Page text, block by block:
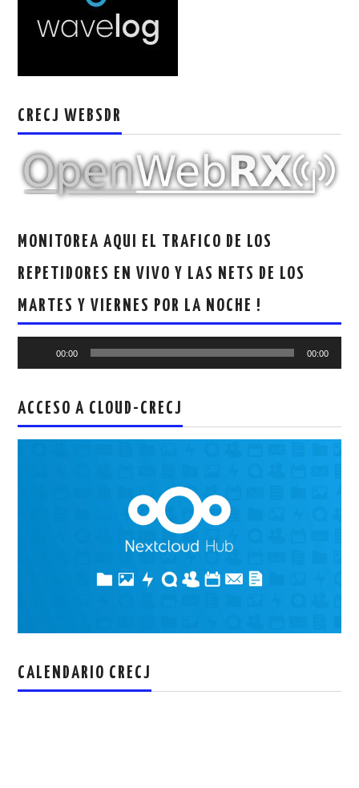
CRECJ
MUMLA APP ( MUY FÁCIL )
CRECJ WEBSDR
MONITOREA AQUI EL TRAFICO DE LOS
REPETIDORES EN VIVO Y LAS NETS DE LOS
MARTES Y VIERNES POR LA NOCHE !
00:00 00:00
ACCESO A CLOUD-CRECJ
CALENDARIO CRECJ